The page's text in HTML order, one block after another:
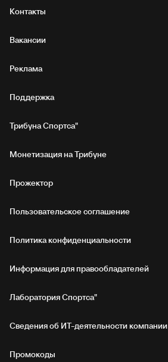
Контакты
Вакансии
Реклама
Поддержка
Трибуна Спортса"
Монетизация на Трибуне
Прожектор
Пользовательское соглашение
Политика конфиденциальности
Информация для правообладателей
Лаборатория Спортса"
Сведения об ИТ‑деятельности компании
Промокоды